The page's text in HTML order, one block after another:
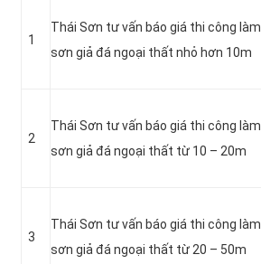
1
Thái Sơn tư vấn báo giá thi công làm
sơn giả đá ngoại thất nhỏ hơn 10m
2
Thái Sơn tư vấn báo giá thi công làm
sơn giả đá ngoại thất từ 10 – 20m
3
Thái Sơn tư vấn báo giá thi công làm
sơn giả đá ngoại thất từ 20 – 50m